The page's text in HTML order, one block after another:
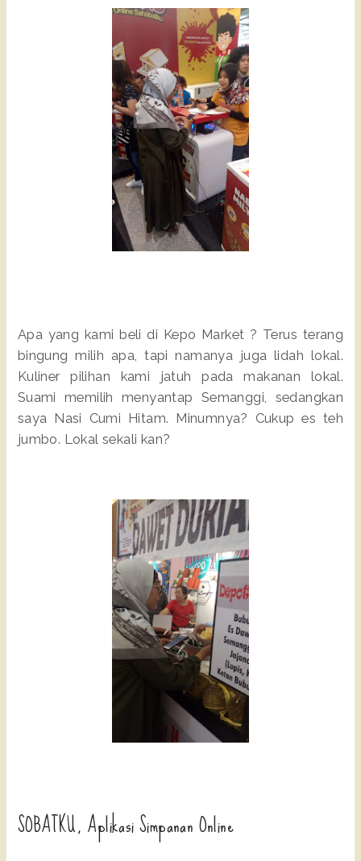
Apa yang kami beli di Kepo Market ? Terus terang
bingung milih apa, tapi namanya juga lidah lokal.
Kuliner pilihan kami jatuh pada makanan lokal.
Suami memilih menyantap Semanggi, sedangkan
saya Nasi Cumi Hitam. Minumnya? Cukup es teh
jumbo. Lokal sekali kan?
SOBATKU, Aplikasi Simpanan Online